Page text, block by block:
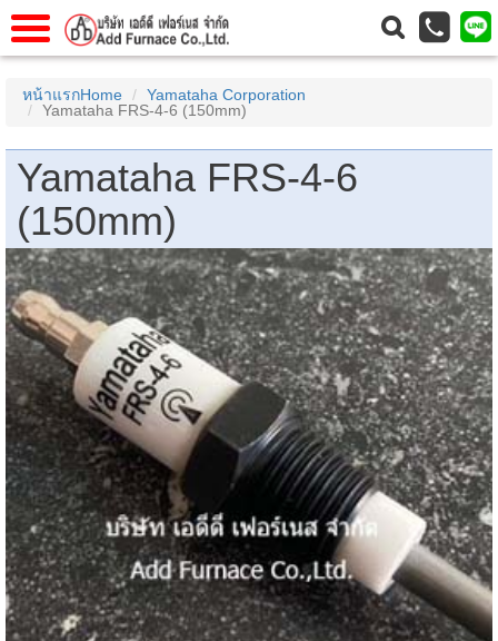
บเราAbout Us
anello
schroder
หน้าแรกHome
Yamataha Corporation
Yamataha FRS-4-6 (150mm)
Yamataha FRS-4-6
(150mm)